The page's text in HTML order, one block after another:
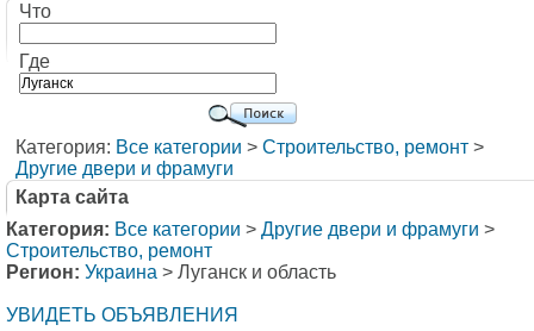
Что
Где
Категория: Все категории > Строительство, ремонт >
Другие двери и фрамуги
Карта сайта
Категория: Все категории > Другие двери и фрамуги >
Строительство, ремонт
Регион: Украина > Луганск и область
УВИДЕТЬ ОБЪЯВЛЕНИЯ